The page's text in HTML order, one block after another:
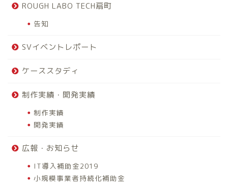
ROUGH LABO TECH扇町
告知
SVイベントレポート
ケーススタディ
制作実績・開発実績
制作実績
開発実績
広報・お知らせ
IT導入補助金2019
小規模事業者持続化補助金